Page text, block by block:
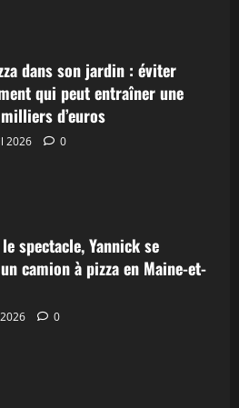
dans son jardin : éviter
qui peut entraîner une
d’euros
2026 0
spectacle, Yannick se
camion à pizza en Maine-et-
0